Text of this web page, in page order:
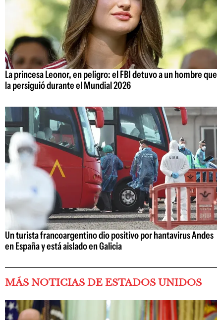
La princesa Leonor, en peligro: el FBI detuvo a un hombre que
la persiguió durante el Mundial 2026
Un turista francoargentino dio positivo por hantavirus Andes
en España y está aislado en Galicia
MÁS NOTICIAS DE ESTADOS UNIDOS